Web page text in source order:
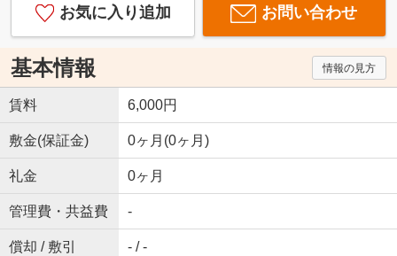
お気に入り追加 お問い合わせ
基本情報 情報の見方
賃料 6,000円
敷金(保証金) 0ヶ月(0ヶ月)
礼金 0ヶ月
管理費・共益費 -
償却 / 敷引 - / -